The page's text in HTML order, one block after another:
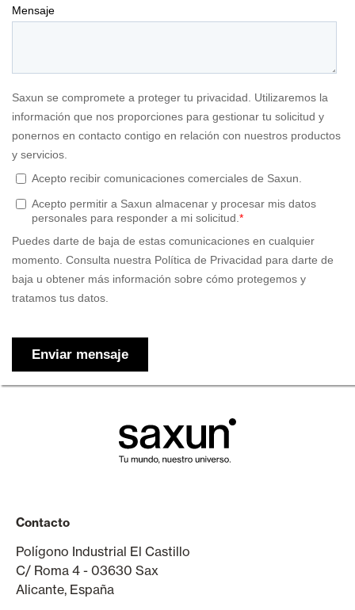
Contacto
Polígono Industrial El Castillo
C/ Roma 4 - 03630 Sax
Alicante, España